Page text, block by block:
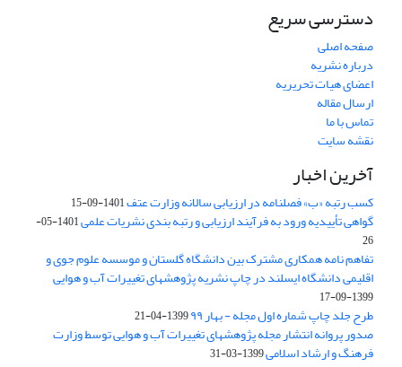
دسترسی سریع
صفحه اصلی
درباره نشریه
اعضای هیات تحریریه
ارسال مقاله
تماس با ما
نقشه سایت
آخرین اخبار
کسب رتبه «ب» فصلنامه در ارزیابی سالانه وزارت عتف1401-09-15
گواهی تأییدیه ورود به فرآیند ارزیابی و رتبه بندی نشریات علمی
1401-05-
26
تفاهم نامه همکاری مشترک بین دانشگاه گلستان و موسسه علوم جوی و
اقلیمی دانشگاه ایسلند در چاپ نشریه پژوهشهای تغییرات آب و هوایی
1399-09-17
طرح جلد چاپ شماره اول مجله - بهار ۹۹ 1399-04-21
صدور پروانه انتشار مجله پژوهشهای تغییرات آب و هوایی توسط وزارت
فرهنگ و ارشاد اسلامی1399-03-31